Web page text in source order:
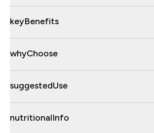
keyBenefits
whyChoose
suggestedUse
nutritionalInfo